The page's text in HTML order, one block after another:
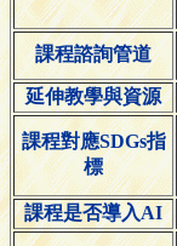
課程諮詢管道
延伸教學與資源
課程對應SDGs指
標
課程是否導入AI